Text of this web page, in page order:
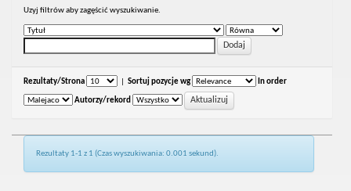
Uzyj filtrów aby zagęścić wyszukiwanie.
Rezultaty/Strona Sortuj pozycje wg In order
Autorzy/rekord
Rezultaty 1-1 z 1 (Czas wyszukiwania: 0.001 sekund).